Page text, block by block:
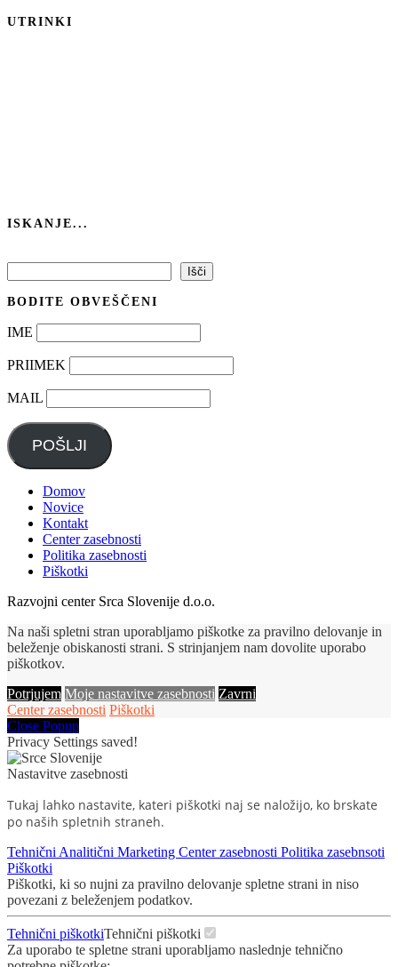
UTRINKI
ISKANJE...
Išči
BODITE OBVEŠČENI
IME
PRIIMEK
MAIL
POŠLJI
Domov
Novice
Kontakt
Center zasebnosti
Politika zasebnosti
Piškotki
Razvojni center Srca Slovenije d.o.o.
Na naši spletni stran uporabljamo piškotke za pravilno delovanje in
beleženje obiskanosti strani. S strinjanjem nam dovolite uporabo
piškotkov.
Potrjujem Moje nastavitve zasebnosti Zavrni
Center zasebnosti Piškotki
Close Popup
Privacy Settings saved!
Nastavitve zasebnosti
Tukaj lahko nastavite, kateri piškotki naj se naložijo, ko brskate
po naših spletnih straneh.
Tehnični Analitični Marketing Center zasebnosti Politika zasebnsoti
Piškotki
Piškotki, ki so nujni za pravilno delovanje spletne strani in niso
povezani z beleženjem podatkov.
Tehnični piškotkiTehnični piškotki
Za uporabo te spletne strani uporabljamo naslednje tehnično